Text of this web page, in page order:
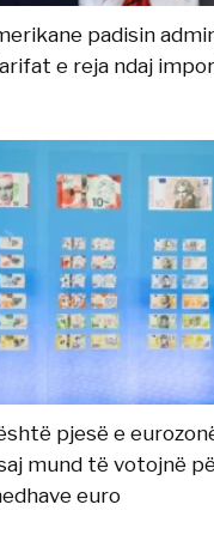
padisin
e reja ndaj
pjesë e
mund të votojnë
euro